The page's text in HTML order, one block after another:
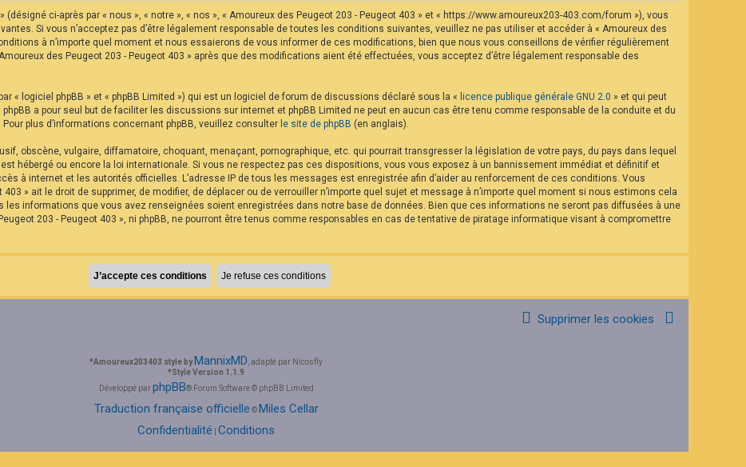
ci-après par « nous », « notre », « nos », « Amoureux des Peugeot 203 - Peugeot 403 » et « https://www.amoureux203-403.com/forum »), vous
Si vous n’acceptez pas d’être légalement responsable de toutes les conditions suivantes, veuillez ne pas utiliser et accéder à « Amoureux des
à n’importe quel moment et nous essaierons de vous informer de ces modifications, bien que nous vous conseillons de vérifier régulièrement
des Peugeot 203 - Peugeot 403 » après que des modifications aient été effectuées, vous acceptez d’être légalement responsable des
« logiciel phpBB » et « phpBB Limited ») qui est un logiciel de forum de discussions déclaré sous la « licence publique générale GNU 2.0 » et qui peut
phpBB a pour seul but de faciliter les discussions sur internet et phpBB Limited ne peut en aucun cas être tenu comme responsable de la conduite et du
plus d’informations concernant phpBB, veuillez consulter le site de phpBB (en anglais).
obscène, vulgaire, diffamatoire, choquant, menaçant, pornographique, etc. qui pourrait transgresser la législation de votre pays, du pays dans lequel
est hébergé ou encore la loi internationale. Si vous ne respectez pas ces dispositions, vous vous exposez à un bannissement immédiat et définitif et
à internet et les autorités officielles. L’adresse IP de tous les messages est enregistrée afin d’aider au renforcement de ces conditions. Vous
» ait le droit de supprimer, de modifier, de déplacer ou de verrouiller n’importe quel sujet et message à n’importe quel moment si nous estimons cela
les informations que vous avez renseignées soient enregistrées dans notre base de données. Bien que ces informations ne seront pas diffusées à une
203 - Peugeot 403 », ni phpBB, ne pourront être tenus comme responsables en cas de tentative de piratage informatique visant à compromettre
Supprimer les cookies
*Amoureux203403 style byMannixMD , adapté par Nicosfly
*Style Version 1.1.9
Développé parphpBB® Forum Software © phpBB Limited
Traduction française officielle ©Miles Cellar
Confidentialité Conditions